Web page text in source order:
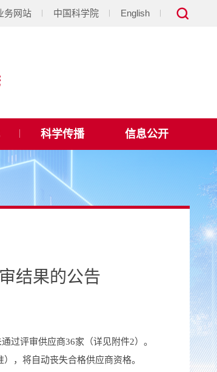
务网站 中国科学院 English
科学传播 信息公开
结果的公告
过评审供应商36家（详见附件2）。
，将自动丧失合格供应商资格。